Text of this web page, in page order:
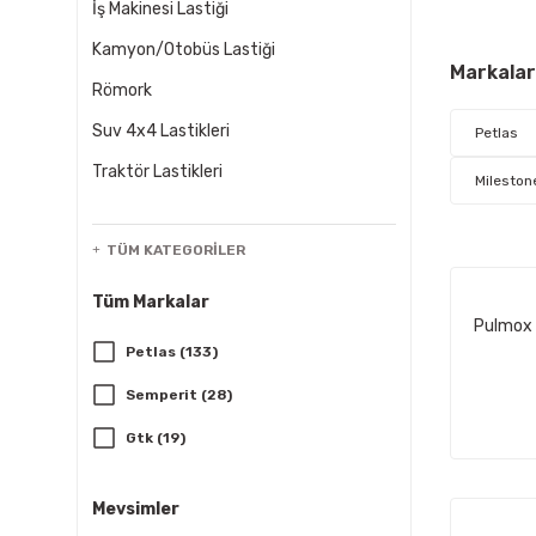
İş Makinesi Lastiği
Kamyon/Otobüs Lastiği
Römork
Suv 4x4 Lastikleri
Traktör Lastikleri
TÜM KATEGORILER
Tüm Markalar
Petlas (133)
Semperit (28)
Gtk (19)
Mevsimler
Markalar
Petlas